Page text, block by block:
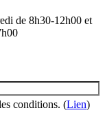
de 8h30-12h00 et
conditions. (Lien)